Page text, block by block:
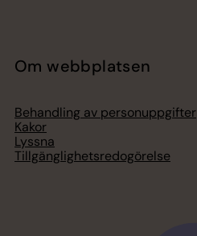
Om webbplatsen
Behandling av personuppgifter
Kakor
Lyssna
Tillgänglighetsredogörelse